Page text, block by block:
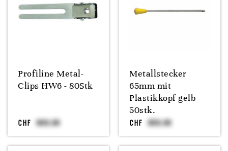
Profiline Metal-
Clips HW6 - 80Stk
CHF
Metallstecker
65mm mit
Plastikkopf gelb
50stk.
CHF